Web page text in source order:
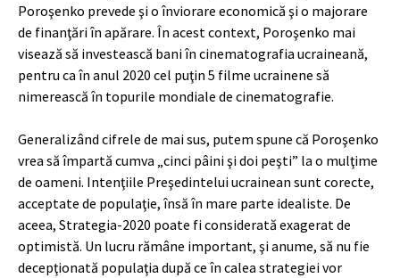
Poroşenko prevede şi o înviorare economică şi o majorare
de finanţări în apărare. În acest context, Poroşenko mai
visează să investească bani în cinematografia ucraineană,
pentru ca în anul 2020 cel puţin 5 filme ucrainene să
nimerească în topurile mondiale de cinematografie.
Generalizând cifrele de mai sus, putem spune că Poroşenko
vrea să împartă cumva „cinci pâini şi doi peşti” la o mulţime
de oameni. Intenţiile Preşedintelui ucrainean sunt corecte,
acceptate de populaţie, însă în mare parte idealiste. De
aceea, Strategia-2020 poate fi considerată exagerat de
optimistă. Un lucru rămâne important, şi anume, să nu fie
decepţionată populaţia după ce în calea strategiei vor